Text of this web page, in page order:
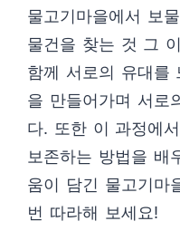
물고기마을에서 보
물건을 찾는 것 그
함께 서로의 유대를
을 만들어가며 서로
다. 또한 이 과정에
보존하는 방법을 배
움이 담긴 물고기마
번 따라해 보세요!